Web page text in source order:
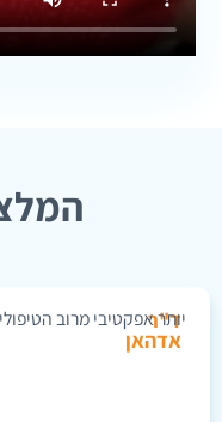
ד"ר
אדהאן
יותר אפקטיבי מרוב